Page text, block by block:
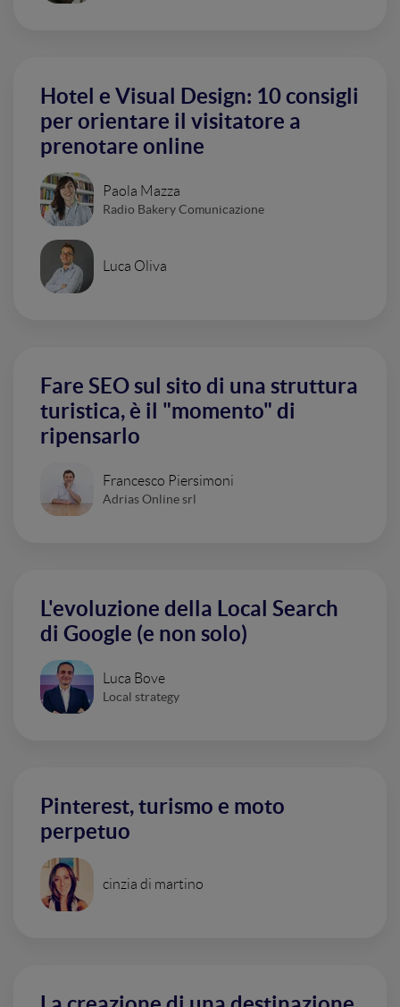
Hotel e Visual Design: 10 consigli
per orientare il visitatore a
prenotare online
Paola Mazza
Radio Bakery Comunicazione
Luca Oliva
Fare SEO sul sito di una struttura
turistica, è il "momento" di
ripensarlo
Francesco Piersimoni
Adrias Online srl
L'evoluzione della Local Search
di Google (e non solo)
Luca Bove
Local strategy
Pinterest, turismo e moto
perpetuo
cinzia di martino